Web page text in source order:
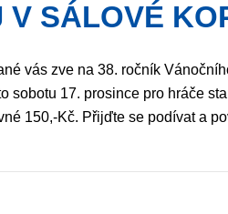
SÁLOVÉ
vás zve na 38. ročník
sobotu 17. prosince pro hráče
150,-Kč. Přijďte se podívat a